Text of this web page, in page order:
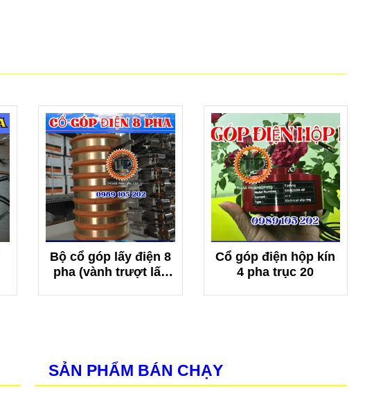
Bộ cổ góp lấy điện 8
pha (vành trượt lấy
Cổ góp điện hộp kín
4 pha trục 20
SẢN PHẨM BÁN CHẠY